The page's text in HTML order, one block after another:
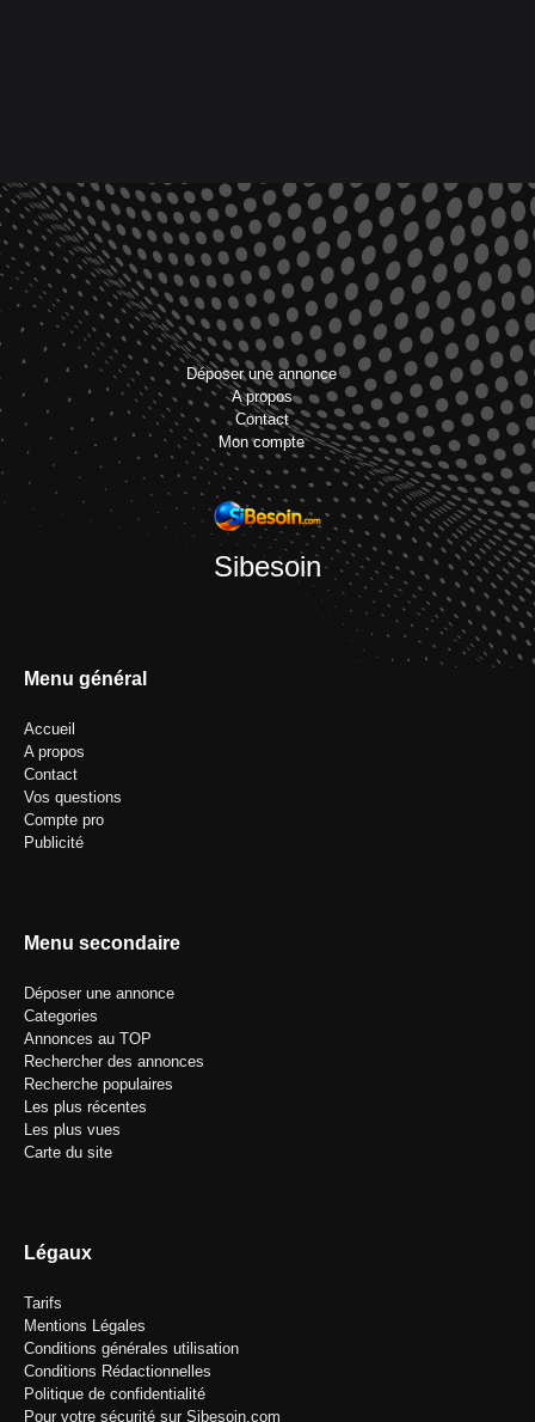
Déposer une annonce
A propos
Contact
Mon compte
Sibesoin
Menu général
Accueil
A propos
Contact
Vos questions
Compte pro
Publicité
Menu secondaire
Déposer une annonce
Categories
Annonces au TOP
Rechercher des annonces
Recherche populaires
Les plus récentes
Les plus vues
Carte du site
Légaux
Tarifs
Mentions Légales
Conditions générales utilisation
Conditions Rédactionnelles
Politique de confidentialité
Pour votre sécurité sur Sibesoin.com